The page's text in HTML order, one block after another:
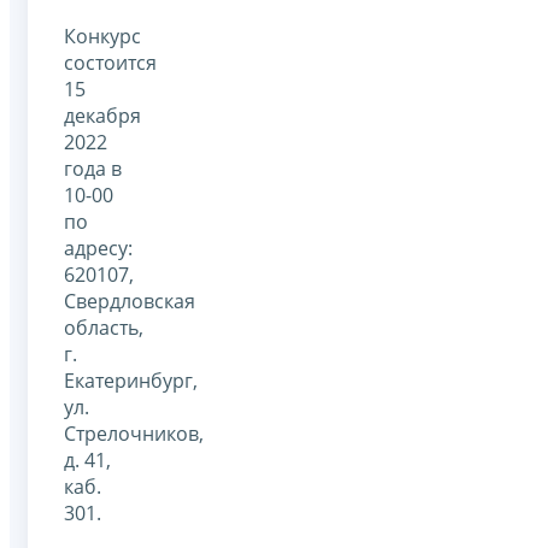
Конкурс
состоится
15
декабря
2022
года в
10-00
по
адресу:
620107,
Свердловская
область,
г.
Екатеринбург,
ул.
Стрелочников,
д. 41,
каб.
301.